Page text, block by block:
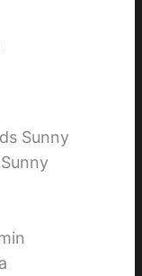
Sunny